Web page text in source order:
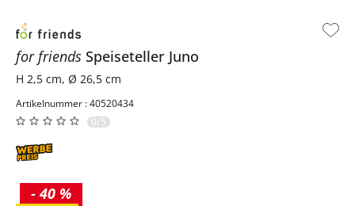
for friends Speiseteller Juno
H 2,5 cm, Ø 26,5 cm
Artikelnummer : 40520434
0/5
- 40 %